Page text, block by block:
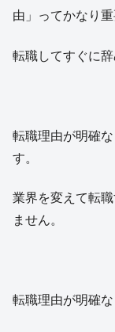
由」ってかなり重
転職してすぐに
転職理由が明確
す。
業界を変えて転
ません。
転職理由が明確